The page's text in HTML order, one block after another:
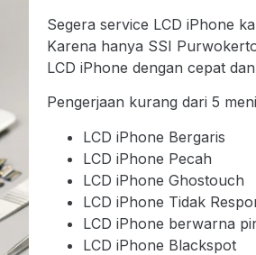
Segera service LCD iPhone
Karena hanya SSI
LCD iPhone dengan cepat
Pengerjaan kurang dari 5
LCD iPhone Bergaris
LCD iPhone Pecah
LCD iPhone Ghostouch
LCD iPhone Tidak
LCD iPhone berwarna
LCD iPhone Blackspot